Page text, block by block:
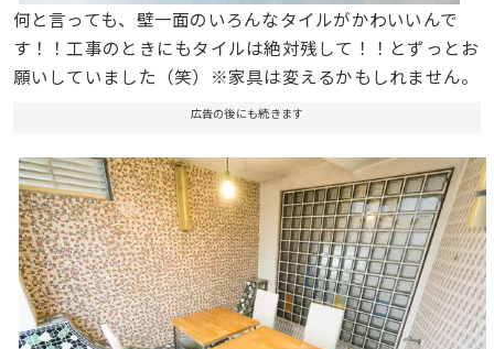
何と言っても、壁一面のいろんなタイルがかわいいんで
す！！工事のときにもタイルは絶対残して！！とずっとお
願いしていました（笑）※家具は変えるかもしれません。
広告の後にも続きます